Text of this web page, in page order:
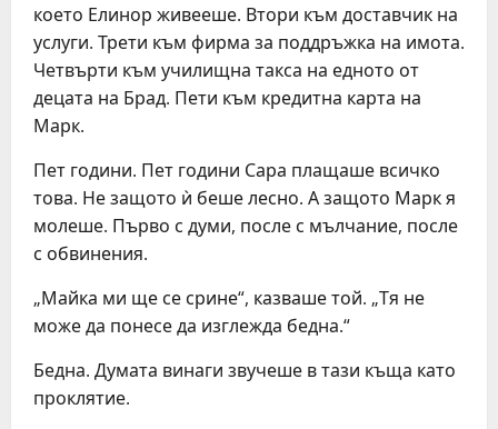
което Елинор живееше. Втори към доставчик на
услуги. Трети към фирма за поддръжка на имота.
Четвърти към училищна такса на едното от
децата на Брад. Пети към кредитна карта на
Марк.
Пет години. Пет години Сара плащаше всичко
това. Не защото ѝ беше лесно. А защото Марк я
молеше. Първо с думи, после с мълчание, после
с обвинения.
„Майка ми ще се срине“, казваше той. „Тя не
може да понесе да изглежда бедна.“
Бедна. Думата винаги звучеше в тази къща като
проклятие.